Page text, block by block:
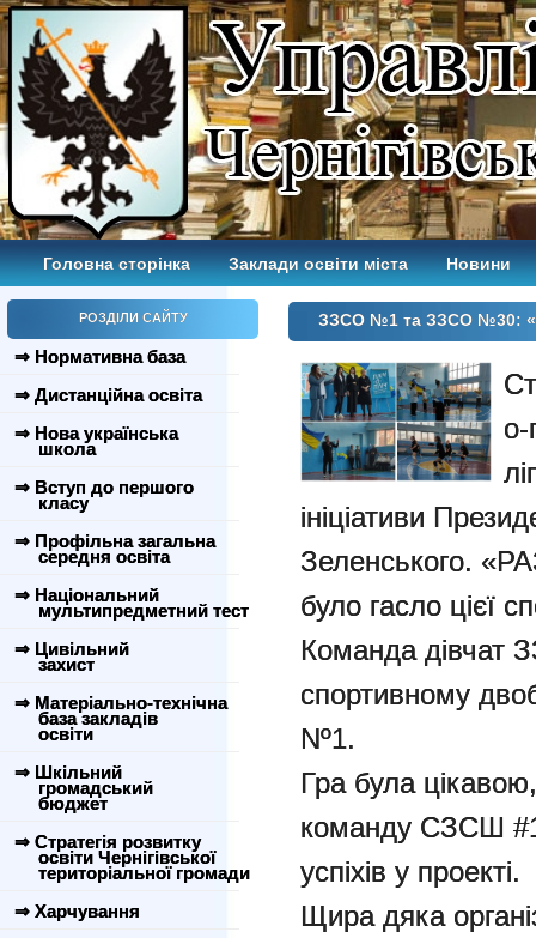
Головна сторінка Заклади освіти міста Новини
РОЗДІЛИ САЙТУ
⇒ Нормативна база
⇒ Дистанційна освіта
⇒ Нова українська
школа
⇒ Вступ до першого
класу
⇒ Профільна загальна
середня освіта
⇒ Національний
мультипредметний тест
⇒ Цивільний
захист
⇒ Матеріально-технічна
база закладів
освіти
⇒ Шкільний
громадський
бюджет
⇒ Стратегія розвитку
освіти Чернігівської
територіальної громади
⇒ Харчування
ЗЗСО №1 та ЗЗСО №30:
о-
ініціативи
Зеленського.
було гасло цієї
Команда дівчат
спортивному
Nº1.
Гра була
команду СЗСШ
успіхів у проекті.
Щира дяка